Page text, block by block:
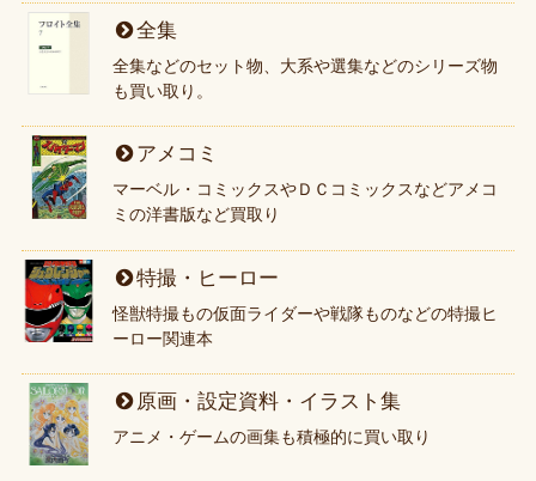
全集
全集などのセット物、大系や選集などのシリーズ物
も買い取り。
アメコミ
マーベル・コミックスやＤＣコミックスなどアメコ
ミの洋書版など買取り
特撮・ヒーロー
怪獣特撮もの仮面ライダーや戦隊ものなどの特撮ヒ
ーロー関連本
原画・設定資料・イラスト集
アニメ・ゲームの画集も積極的に買い取り